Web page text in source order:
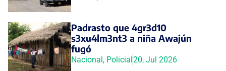
Padrasto que 4gr3d10
s3xu4lm3nt3 a niña Awajún
fugó
Nacional, Policial20, Jul 2026